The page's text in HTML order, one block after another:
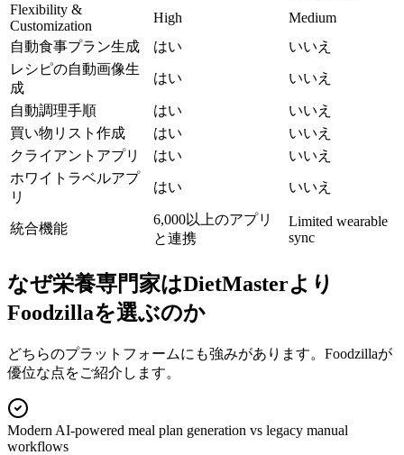
Flexibility &
Customization
High
Medium
自動食事プラン生成
はい
いいえ
レシピの自動画像生
成
はい いいえ
自動調理手順 はい
いいえ
買い物リスト作成
はい
いいえ
クライアントアプリ
はい
いいえ
ホワイトラベルアプ
リ
はい いいえ
統合機能
6,000以上のアプリ
と連携
Limited wearable
sync
なぜ栄養専門家はDietMasterより
Foodzillaを選ぶのか
どちらのプラットフォームにも強みがあります。Foodzillaが
優位な点をご紹介します。
Modern AI-powered meal plan generation vs legacy manual
workflows